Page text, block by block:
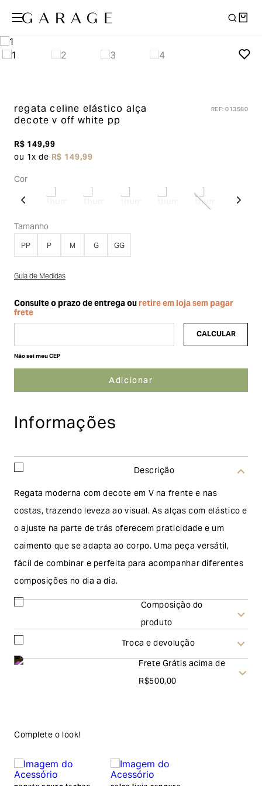
regata celine elástico alça
decote v off white pp
REF:013580
R$149,99
ou 1x de R$ 149,99
Cor
Tamanho
PP P M G GG
Guia de Medidas
Não sei meu CEP
Informações
Descrição
Regata moderna com decote em V na frente e nas
costas, trazendo leveza ao visual. As alças com elástico e
o ajuste na parte de trás oferecem praticidade e um
caimento que se adapta ao corpo. Uma peça versátil,
fácil de combinar e perfeita para acompanhar diferentes
composições no dia a dia.
Composição do
produto
Troca e devolução
escolher a modalidade troca, no final do processo de
Garage, você receberá um vale no valor
Frete Grátis acima de
R$500,00
Complete o look!